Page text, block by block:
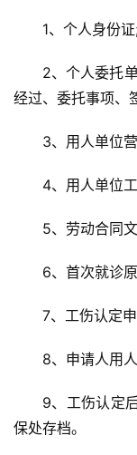
1、个人身份
2、个人委托
经过、委托事项、
3、用人单位
4、用人单位
5、劳动合同
6、首次就诊
7、工伤认定
8、申请人用
9、工伤认定
保处存档。